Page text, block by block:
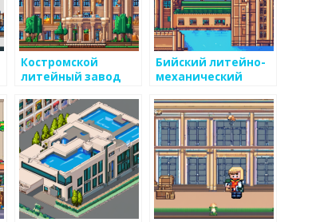
Костромской
литейный завод
Бийский литейно-
механический